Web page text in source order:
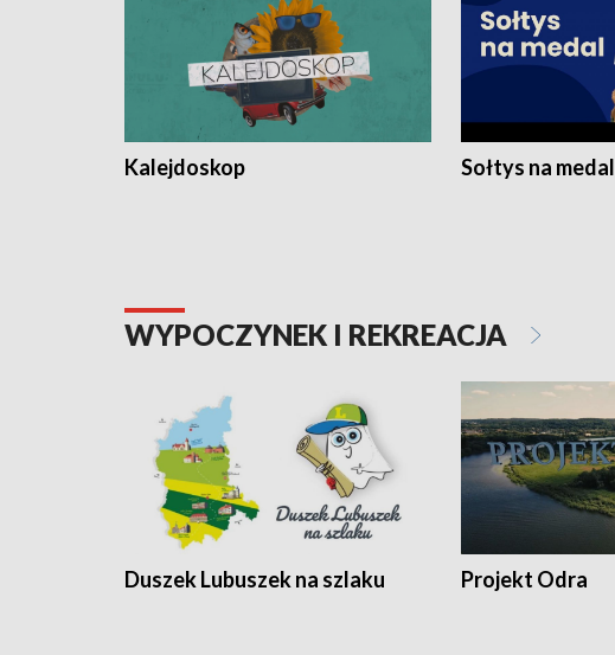
Kalejdoskop Sołtys na medal
WYPOCZYNEK I REKREACJA
Duszek Lubuszek na szlaku Projekt Odra